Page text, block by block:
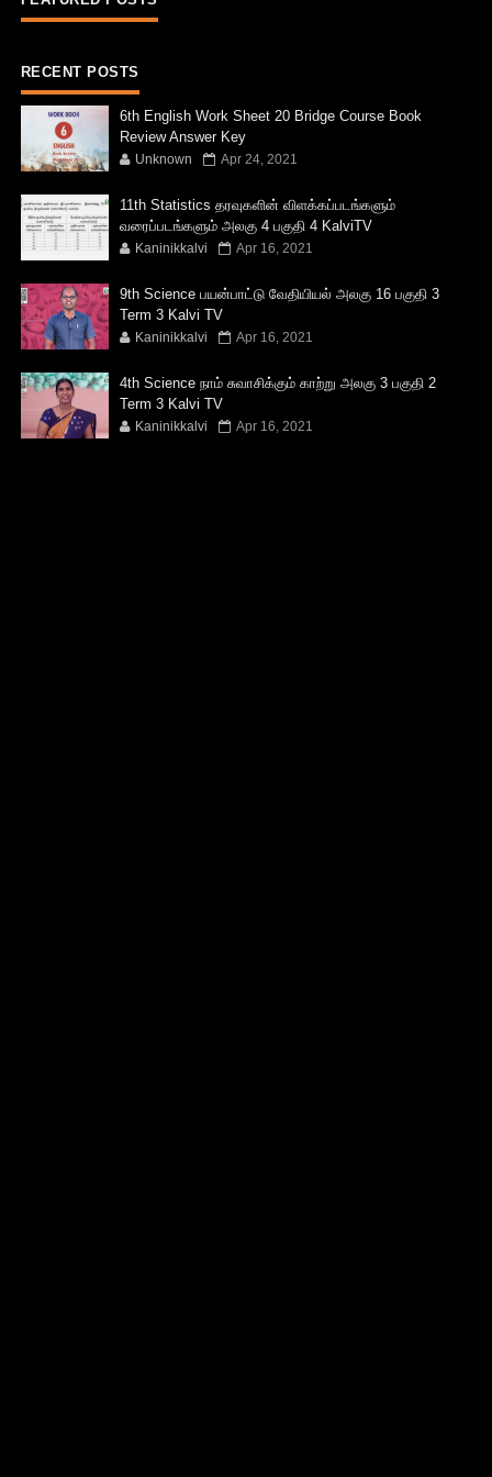
RECENT POSTS
6th English Work Sheet 20 Bridge Course Book
Review Answer Key
Unknown Apr 24, 2021
11th Statistics தரவுகளின் விளக்கப்படங்களும்
வரைப்படங்களும் அலகு 4 பகுதி 4 KalviTV
Kaninikkalvi Apr 16, 2021
9th Science பயன்பாட்டு வேதியியல் அலகு 16 பகுதி 3
Term 3 Kalvi TV
Kaninikkalvi Apr 16, 2021
4th Science நாம் சுவாசிக்கும் காற்று அலகு 3 பகுதி 2
Term 3 Kalvi TV
Kaninikkalvi Apr 16, 2021